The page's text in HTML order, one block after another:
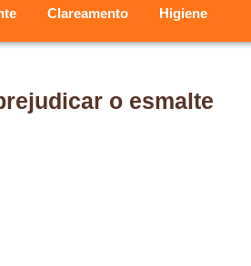
Clareamento Higiene
o esmalte